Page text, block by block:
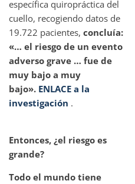
específica quiropráctica del
cuello, recogiendo datos de
19.722 pacientes, concluía:
«… el riesgo de un evento
adverso grave … fue de
muy bajo a muy
bajo». ENLACE a la
investigación .
Entonces, ¿el riesgo es
grande?
Todo el mundo tiene